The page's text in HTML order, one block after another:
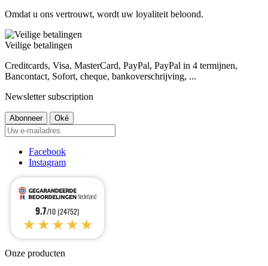
Omdat u ons vertrouwt, wordt uw loyaliteit beloond.
Veilige betalingen
Creditcards, Visa, MasterCard, PayPal, PayPal in 4 termijnen,
Bancontact, Sofort, cheque, bankoverschrijving, ...
Newsletter subscription
Facebook
Instagram
9.7/10 (24752)
★★★★★
Onze producten